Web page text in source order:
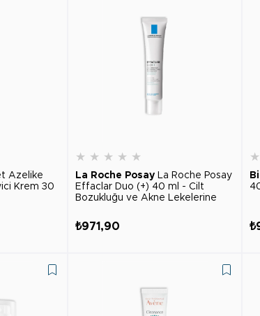
Azelike
Krem 30
★ ★ ★ ★ ★
La Roche Posay La Roche Posay
Effaclar Duo (+) 40 ml - Cilt
Bozukluğu ve Akne Lekelerine
₺971,90
★